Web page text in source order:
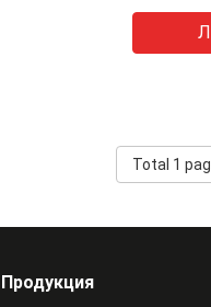
Total 1
Продукция